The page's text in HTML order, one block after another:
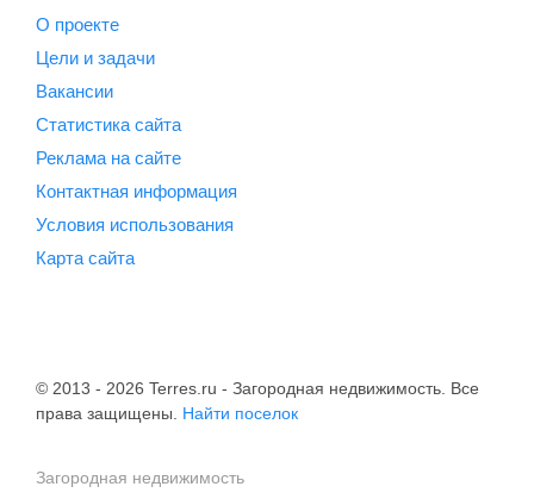
О проекте
Цели и задачи
Вакансии
Статистика сайта
Реклама на сайте
Контактная информация
Условия использования
Карта сайта
© 2013 - 2026 Terres.ru - Загородная недвижимость. Все
права защищены. Найти поселок
Загородная недвижимость